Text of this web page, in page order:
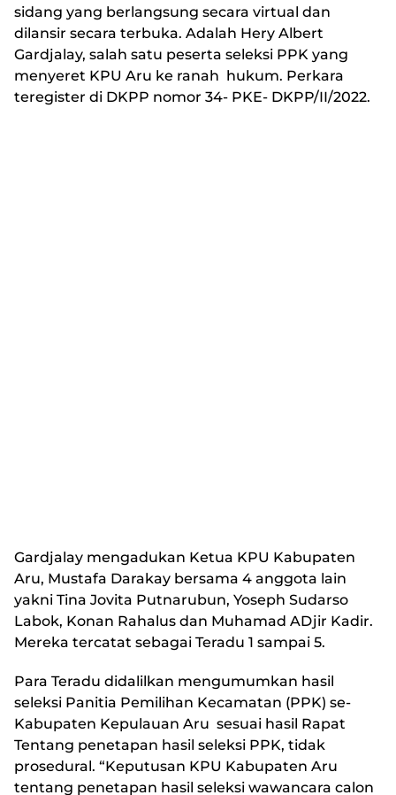
sidang yang berlangsung secara virtual dan
dilansir secara terbuka. Adalah Hery Albert
Gardjalay, salah satu peserta seleksi PPK yang
menyeret KPU Aru ke ranah hukum. Perkara
teregister di DKPP nomor 34- PKE- DKPP/II/2022.
Gardjalay mengadukan Ketua KPU Kabupaten
Aru, Mustafa Darakay bersama 4 anggota lain
yakni Tina Jovita Putnarubun, Yoseph Sudarso
Labok, Konan Rahalus dan Muhamad ADjir Kadir.
Mereka tercatat sebagai Teradu 1 sampai 5.
Para Teradu didalilkan mengumumkan hasil
seleksi Panitia Pemilihan Kecamatan (PPK) se-
Kabupaten Kepulauan Aru sesuai hasil Rapat
Tentang penetapan hasil seleksi PPK, tidak
prosedural. “Keputusan KPU Kabupaten Aru
tentang penetapan hasil seleksi wawancara calon